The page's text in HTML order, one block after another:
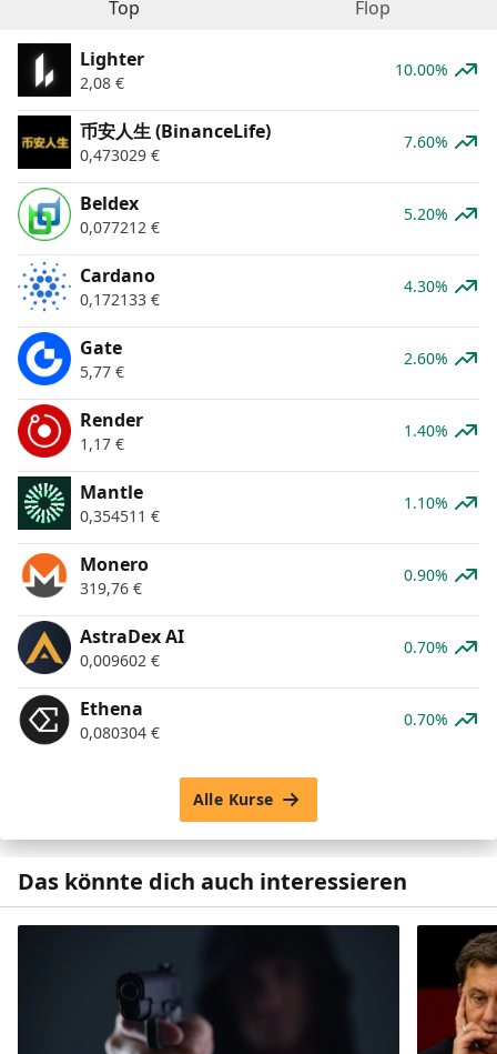
Top Flop
Lighter
2,08 €
10.00%
币安人生 (BinanceLife)
0,473029 €
7.60%
Beldex
0,077212 €
5.20%
Cardano
0,172133 €
4.30%
Gate
5,77 €
2.60%
Render
1,17 €
1.40%
Mantle
0,354511 €
1.10%
Monero
319,76 €
0.90%
AstraDex AI
0,009602 €
0.70%
Ethena
0,080304 €
0.70%
Alle Kurse
Das könnte dich auch interessieren